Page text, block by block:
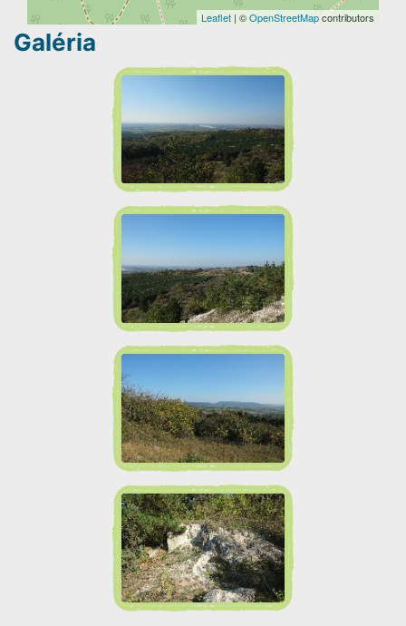
Leaflet | ©OpenStreetMapcontributors
Galéria